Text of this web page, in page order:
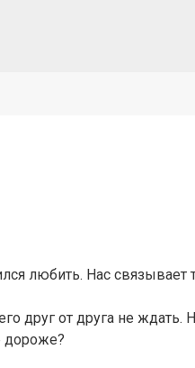
любить. Нас связывает
друг от друга не ждать.
дороже?